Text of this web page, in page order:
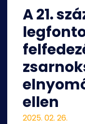
A 21.
ellen
2025. 02. 26.